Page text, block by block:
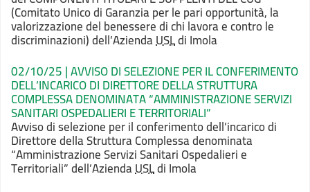
(Comitato Unico di Garanzia per le pari opportunità, la
valorizzazione del benessere di chi lavora e contro le
discriminazioni) dell’AziendaUSLdi Imola
02/10/25 | AVVISO DI SELEZIONE PER IL CONFERIMENTO
DELL’INCARICO DI DIRETTORE DELLA STRUTTURA
COMPLESSA DENOMINATA “AMMINISTRAZIONE SERVIZI
SANITARI OSPEDALIERI E TERRITORIALI”
Avvisodi selezione per il conferimento dell’incarico di
Direttore della Struttura Complessadenominata
“Amministrazione Servizi Sanitari Ospedalieri e
Territoriali” dell’AziendaUSLdi Imola